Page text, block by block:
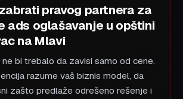
pravog partnera za
ads oglašavanje u opštini
na Mlavi
bi trebalo da zavisi samo od cene.
razume vaš biznis model, da
zašto predlaže odrešeno rešenje i